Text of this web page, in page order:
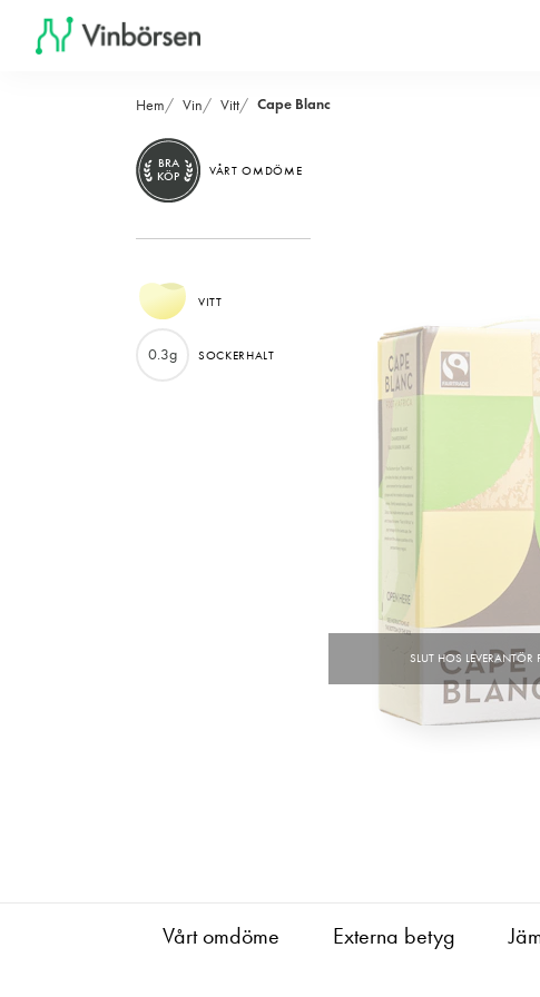
Hem Vin Vitt Cape Blanc
BRA
KÖP
VÅRT OMDÖME
VITT
0.3g SOCKERHALT
Vårt omdöme Externa betyg